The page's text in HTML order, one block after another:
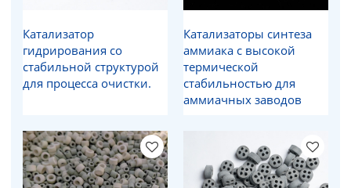
Катализатор
гидрирования со
стабильной структурой
для процесса очистки.
Катализаторы синтеза
аммиака с высокой
термической
стабильностью для
аммиачных заводов